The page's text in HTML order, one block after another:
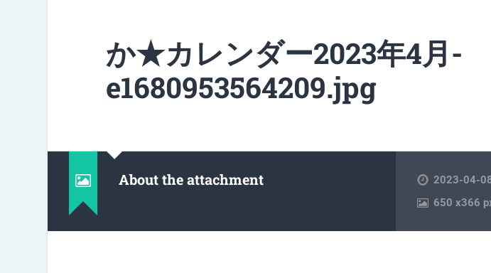
か★カレンダー2023年4月-
e1680953564209.jpg
About the attachment
2023-04-
650x366